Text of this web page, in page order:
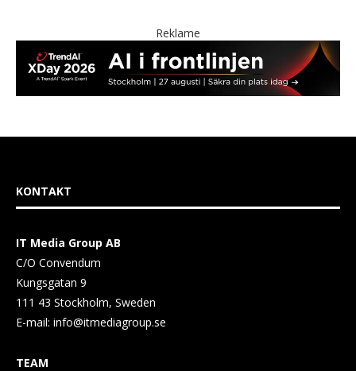
Reklame
KONTAKT
IT Media Group AB
C/O Convendum
Kungsgatan 9
111 43 Stockholm, Sweden
E-mail: info@itmediagroup.se
TEAM